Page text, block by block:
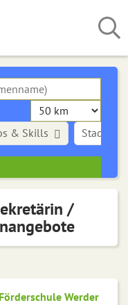
Stadt
& Skills
/
Werder